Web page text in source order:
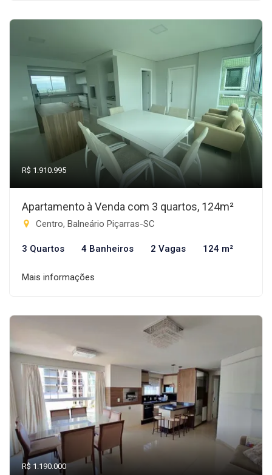
R$ 1.910.995
Apartamento à Venda com 3 quartos, 124m²
Centro, Balneário Piçarras-SC
3 Quartos 4 Banheiros 2 Vagas 124 m²
Mais informações
R$ 1.190.000